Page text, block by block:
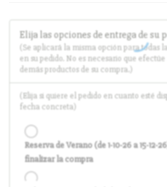
Elija las opciones de entrega de su
(Se aplicará la misma opción para todas
en su pedido. No es necesario que
demás productos de su compra.)
(Elija si quiere el pedido en cuanto esté
fecha concreta)
Reserva de Verano (de 1-10-26 a 15-12-
finalizar la compra